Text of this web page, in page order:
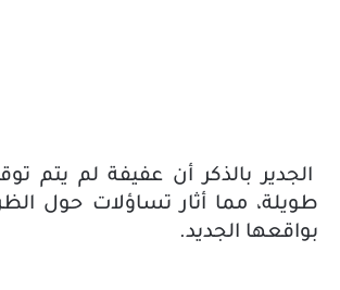
الجدير بالذكر أن عفيفة لم يتم
طويلة، مما أثار تساؤلات حول
بواقعها الجديد.